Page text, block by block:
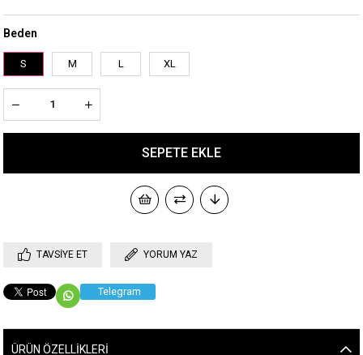
Beden
S M L XL
TAVSIYE ET YORUM YAZ
Telegram
ÜRÜN ÖZELLIKLERI